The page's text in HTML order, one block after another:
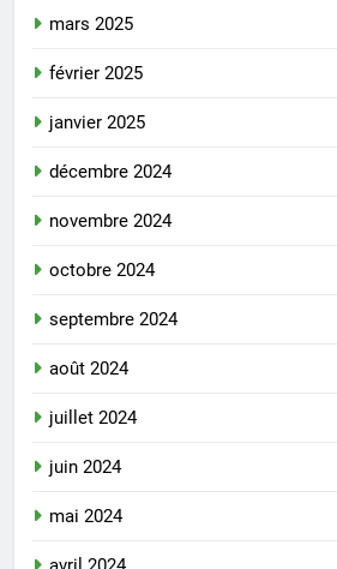
mars 2025
février 2025
janvier 2025
décembre 2024
novembre 2024
octobre 2024
septembre 2024
août 2024
juillet 2024
juin 2024
mai 2024